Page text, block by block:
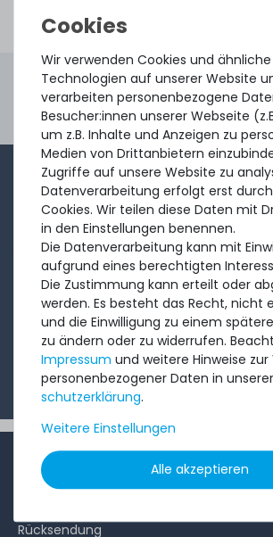
4.96 /5.00aus8.500
Gebraucht. Geprüft. Geliefert.
1-2x im Monat sendet André aus
eine kurze, knackige Mail mit
eingetroffenen Produkten und
interessieren könnten.
Ich möchte Ihren Newsletter erhalten
die
Wir verwenden Cookies und ähnliche
Technologien auf unserer Website
verarbeiten personenbezogene
Besucher:innen unserer Webseite
um z.B. Inhalte und Anzeigen zu
Medien von Drittanbietern
Zugriffe auf unsere Website zu
Datenverarbeitung erfolgt erst
Cookies. Wir teilen diese Daten mit
in den Einstellungen benennen.
Die Datenverarbeitung kann mit
aufgrund eines berechtigten
Die Zustimmung kann erteilt oder
werden. Es besteht das Recht, nicht
und die Einwilligung zu einem
zu ändern oder zu widerrufen.
Impressum und weitere Hinweise
personenbezogener Daten in unserer
schutz­erklärung.
Weitere Einstellungen
Alle akzeptieren
INFORMATIONEN
Rücksendung